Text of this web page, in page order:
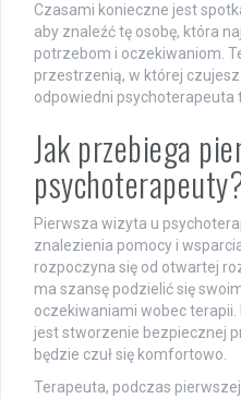
Czasami konieczne jest
aby znaleźć tę osobę, która
potrzebom i oczekiwaniom.
przestrzenią, w której
odpowiedni psychoterapeuta
Jak przebiega
Pierwsza wizyta u
znalezienia pomocy i
rozpoczyna się od otwartej
ma szansę podzielić się
oczekiwaniami wobec
jest stworzenie bezpiecznej
będzie czuł się komfortowo.
Terapeuta, podczas